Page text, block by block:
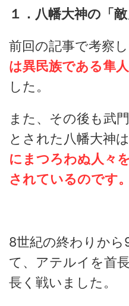
１．八幡大神の「
前回の記事で考察し
は異民族である隼
した。
また、その後も武
とされた八幡大神は
にまつろわぬ人々
されているのです。
8世紀の終わりから
て、アテルイを首
長く戦いました。